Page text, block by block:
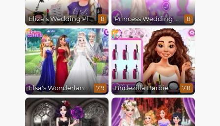
Eliza's Wedding Planner 8 Princess Wedding Transformation 8
Elsa's Wonderland Wedding 7.9 Bridezilla Barbie 7.8